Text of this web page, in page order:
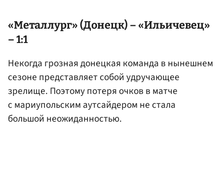
«Металлург» (Донецк) – «Ильичевец»
– 1:1
Некогда грозная донецкая команда в нынешнем
сезоне представляет собой удручающее
зрелище. Поэтому потеря очков в матче
с мариупольским аутсайдером не стала
большой неожиданностью.